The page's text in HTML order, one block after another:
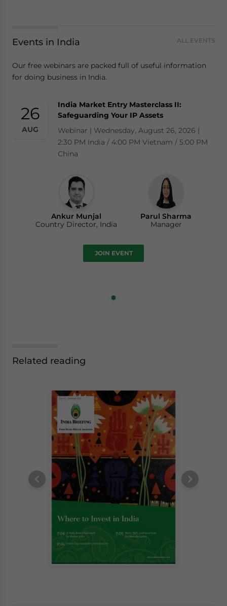
Events in India ALL EVENTS
Our free webinars are packed full of useful information
for doing business in India.
26
AUG
India Market Entry Masterclass II:
Safeguarding Your IP Assets
Webinar | Wednesday, August 26, 2026 |
2:30 PM India / 4:00 PM Vietnam / 5:00 PM
China
Ankur Munjal
Country Director, India
Parul Sharma
Manager
JOIN EVENT
Related reading